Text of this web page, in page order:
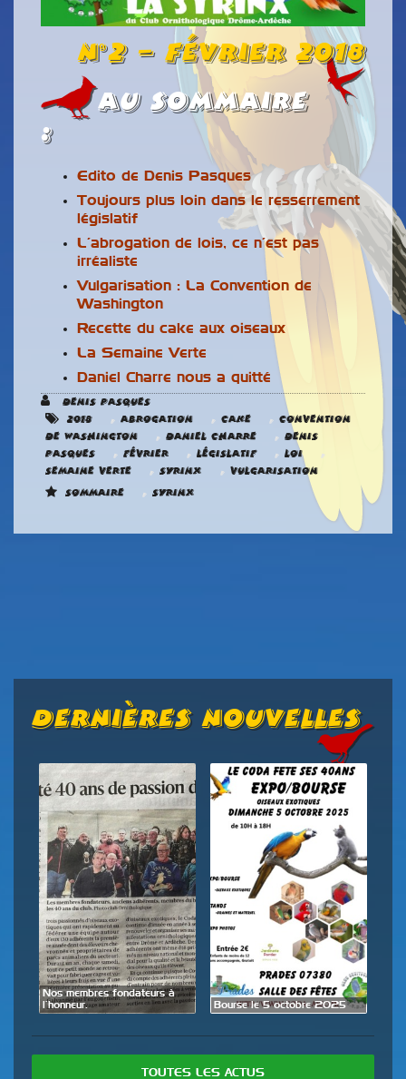
n°2 – Février 2018
Au Sommaire
:
Edito de Denis Pasques
Toujours plus loin dans le resserrement
législatif
L’abrogation de lois, ce n’est pas
irréaliste
Vulgarisation : La Convention de
Washington
Recette du cake aux oiseaux
La Semaine Verte
Daniel Charre nous a quitté
Denis Pasques
2018
, abrogation , Cake , Convention
de Washington
, Daniel Charre , Denis
Pasques
, Février , Législatif , loi ,
Semaine verte , Syrinx , Vulgarisation
Sommaire
, Syrinx
Dernières Nouvelles
Nos membres fondateurs à
l’honneur.
Bourse le 5 octobre 2025
TOUTES LES ACTUS